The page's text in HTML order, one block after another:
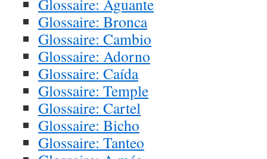
Glossaire: Aguante
Glossaire: Bronca
Glossaire: Cambio
Glossaire: Adorno
Glossaire: Caída
Glossaire: Temple
Glossaire: Cartel
Glossaire: Bicho
Glossaire: Tanteo